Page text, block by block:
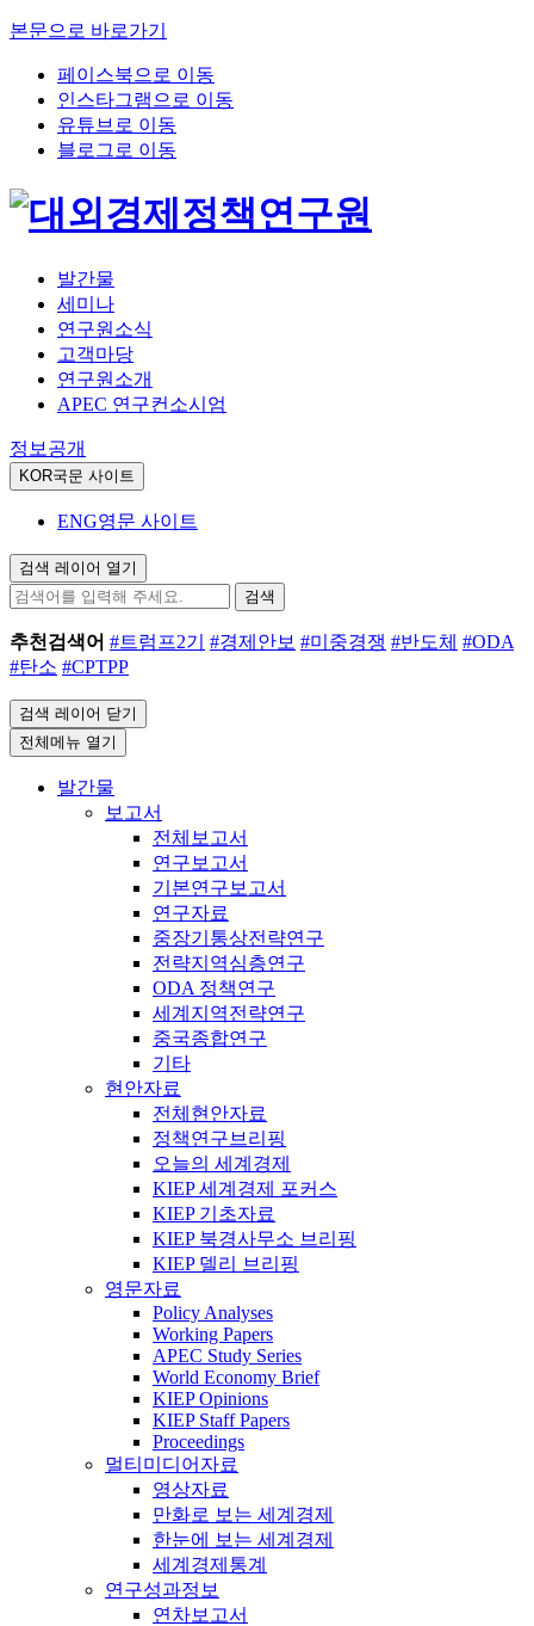
본문으로 바로가기
페이스북으로 이동
인스타그램으로 이동
유튜브로 이동
블로그로 이동
발간물
세미나
연구원소식
고객마당
연구원소개
APEC 연구컨소시엄
정보공개
KOR국문 사이트
ENG영문 사이트
검색 레이어 열기
검색
추천검색어 #트럼프2기 #경제안보 #미중경쟁 #반도체 #ODA
#탄소 #CPTPP
검색 레이어 닫기
전체메뉴 열기
발간물
보고서
전체보고서
연구보고서
기본연구보고서
연구자료
중장기통상전략연구
전략지역심층연구
ODA 정책연구
세계지역전략연구
중국종합연구
기타
현안자료
전체현안자료
정책연구브리핑
오늘의 세계경제
KIEP 세계경제 포커스
KIEP 기초자료
KIEP 북경사무소 브리핑
KIEP 델리 브리핑
영문자료
Policy Analyses
Working Papers
APEC Study Series
World Economy Brief
KIEP Opinions
KIEP Staff Papers
Proceedings
멀티미디어자료
영상자료
만화로 보는 세계경제
한눈에 보는 세계경제
세계경제통계
연구성과정보
연차보고서